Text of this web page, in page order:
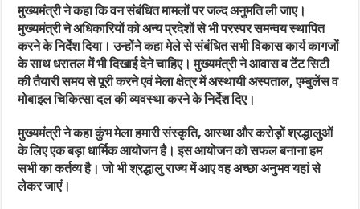
मुख्यमंत्री ने कहा कि वन संबंधित मामलों पर जल्द अनुमति ली जाए।
मुख्यमंत्री ने अधिकारियों को अन्य प्रदेशों से भी परस्पर समन्वय स्थापित
करने के निर्देश दिया। उन्होंने कहा मेले से संबंधित सभी विकास कार्य कागजों
के साथ धरातल में भी दिखाई देने चाहिए। मुख्यमंत्री ने आवास व टेंट सिटी
की तैयारी समय से पूरी करने एवं मेला क्षेत्र में अस्थायी अस्पताल, एम्बुलेंस व
मोबाइल चिकित्सा दल की व्यवस्था करने के निर्देश दिए।
मुख्यमंत्री ने कहा कुंभ मेला हमारी संस्कृति, आस्था और करोड़ों श्रद्धालुओं
के लिए एक बड़ा धार्मिक आयोजन है। इस आयोजन को सफल बनाना हम
सभी का कर्तव्य है। जो भी श्रद्धालु राज्य में आए वह अच्छा अनुभव यहां से
लेकर जाएं।